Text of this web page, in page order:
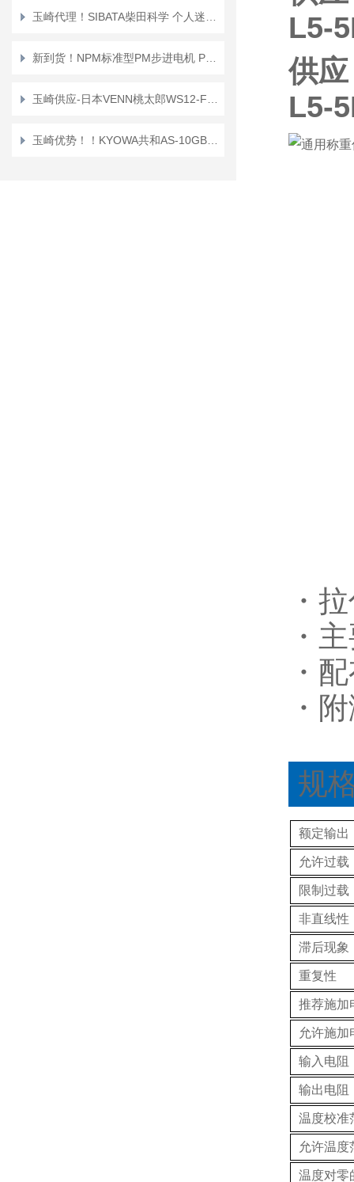
L5-
供
L5-
・
・
・
・
规
额定输出
允许过载
限制过载
非直线性
滞后现象
重复性
推荐施加
允许施加
输入电阻
输出电阻
温度校准
允许温度
温度对零